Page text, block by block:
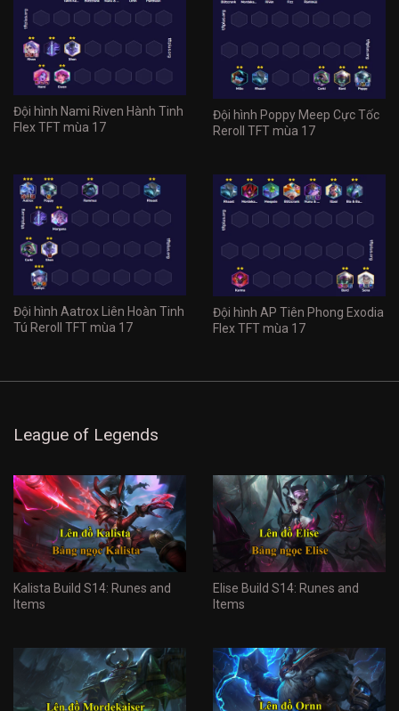
Đội hình Nami Riven Hành Tinh
Flex TFT mùa 17
Đội hình Poppy Meep Cực Tốc
Reroll TFT mùa 17
Đội hình Aatrox Liên Hoàn Tinh
Tú Reroll TFT mùa 17
Đội hình AP Tiên Phong Exodia
Flex TFT mùa 17
League of Legends
Kalista Build S14: Runes and
Items
Elise Build S14: Runes and
Items